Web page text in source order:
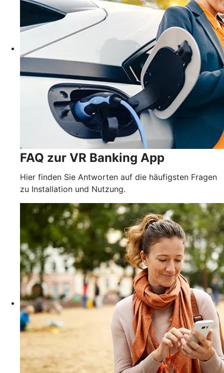
FAQ zur VR Banking App
Hier finden Sie Antworten auf die häufigsten Fragen
zu Installation und Nutzung.